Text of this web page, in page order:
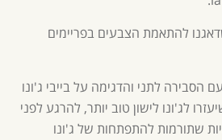
להתאמת הצבעים בפריימים
לתני והדגימה על בייבי ג'ונו
לג'ונו לישון טוב יותר, להרגע לפני
שתורמות להתפתחות של ג'ונו